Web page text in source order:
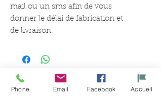
mail ou un sms afin de vous
donner le délai de fabrication et
de livraison.
Articles
Phone Email Facebook Accueil